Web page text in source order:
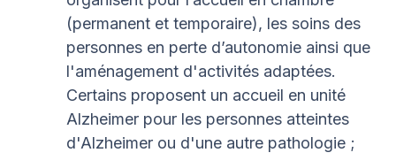
(permanent et temporaire), les soins des
personnes en perte d’autonomie ainsi que
l'aménagement d'activités adaptées.
Certains proposent un accueil en unité
Alzheimer pour les personnes atteintes
d'Alzheimer ou d'une autre pathologie ;